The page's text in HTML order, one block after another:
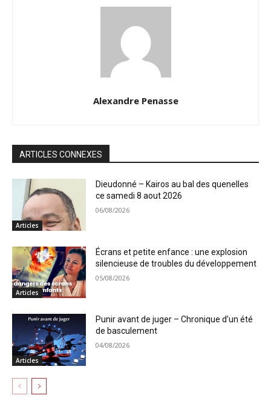
Alexandre Penasse
ARTICLES CONNEXES
Articles
Dieudonné – Kairos au bal des quenelles
ce samedi 8 aout 2026
06/08/2026
Articles
Écrans et petite enfance : une explosion
silencieuse de troubles du développement
05/08/2026
Articles
Punir avant de juger – Chronique d’un été
de basculement
04/08/2026